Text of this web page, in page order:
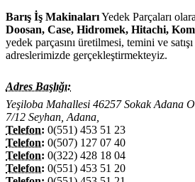
Barış İş MakinalarıYedek Parçaları
Doosan, Case, Hidromek, Hitachi,
yedek parçasını üretilmesi, temini ve
adreslerimizde gerçekleştirmekteyiz.
Adres Başlığı:
Yeşiloba Mahallesi 46257 Sokak Adana
7/12 Seyhan, Adana,
Telefon: 0(551) 453 51 23
Telefon: 0(507) 127 07 40
Telefon: 0(322) 428 18 04
Telefon: 0(551) 453 51 20